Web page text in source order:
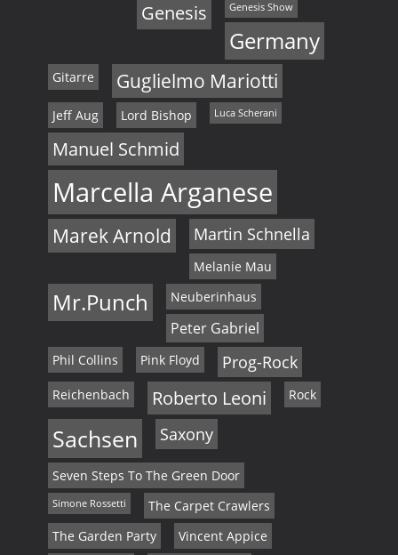
Genesis Genesis Show
Germany
Gitarre Guglielmo Mariotti
Jeff Aug Lord Bishop Luca Scherani
Manuel Schmid
Marcella Arganese
Marek Arnold Martin Schnella
Melanie Mau
Mr.Punch Neuberinhaus
Peter Gabriel
Phil Collins Pink Floyd Prog-Rock
Reichenbach Roberto Leoni Rock
Sachsen Saxony
Seven Steps To The Green Door
Simone Rossetti
The Carpet Crawlers
The Garden Party
Vincent Appice